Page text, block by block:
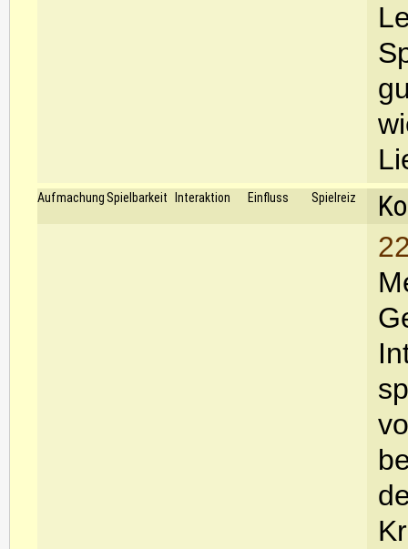
Aufmachung Spielbarkeit Interaktion Einfluss Spielreiz